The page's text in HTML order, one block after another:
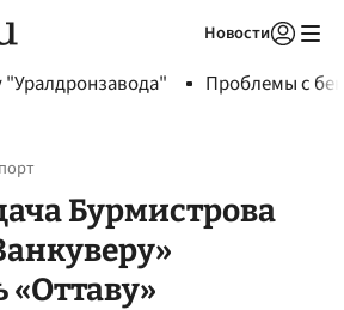
Новости
"Уралдронзавода" Проблемы с
Бурмистрова
«Оттаву»